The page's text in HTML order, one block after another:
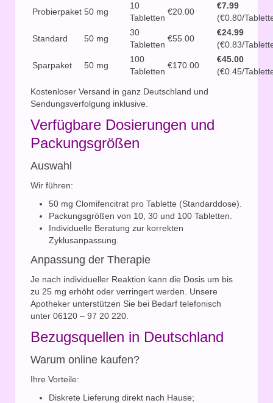
Probierpaket 50 mg
10
Tabletten
€20.00
€7.99
(€0.80/
Standard 50 mg
30
Tabletten
€55.00
€24.99
(€0.83/
Sparpaket 50 mg
100
Tabletten
€170.00
€45.00
(€0.45/
Kostenloser Versand in ganz Deutschland und
Sendungsverfolgung inklusive.
Verfügbare Dosierungen und
Packungsgrößen
Auswahl
Wir führen:
50 mg Clomifencitrat pro Tablette (Standarddose).
Packungsgrößen von 10, 30 und 100 Tabletten.
Individuelle Beratung zur korrekten
Zyklusanpassung.
Anpassung der Therapie
Je nach individueller Reaktion kann die Dosis um bis
zu 25 mg erhöht oder verringert werden. Unsere
Apotheker unterstützen Sie bei Bedarf telefonisch
unter 06120 – 97 20 220.
Bezugsquellen in Deutschland
Warum online kaufen?
Ihre Vorteile:
Diskrete Lieferung direkt nach Hause;